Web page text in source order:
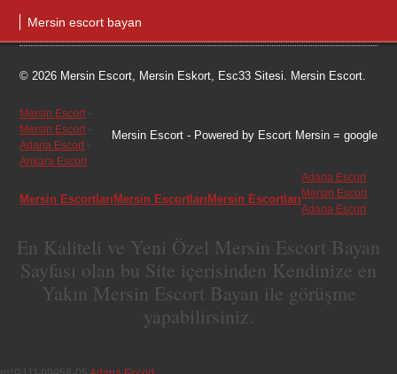
Mersin escort bayan
© 2026 Mersin Escort, Mersin Eskort, Esc33 Sitesi. Mersin Escort.
Mersin Escort- Powered by Escort Mersin = google
Mersin Escort -
Mersin Escort -
Adana Escort -
Ankara Escort
Mersin EscortlarıMersin EscortlarıMersin Escortları
Adana Escort
Mersin Escort
Adana Escort
En Kaliteli ve Yeni Özel Mersin Escort Bayan
Sayfası olan bu Site içerisinden Kendinize en
Yakın Mersin Escort Bayan ile görüşme
yapabilirsiniz.